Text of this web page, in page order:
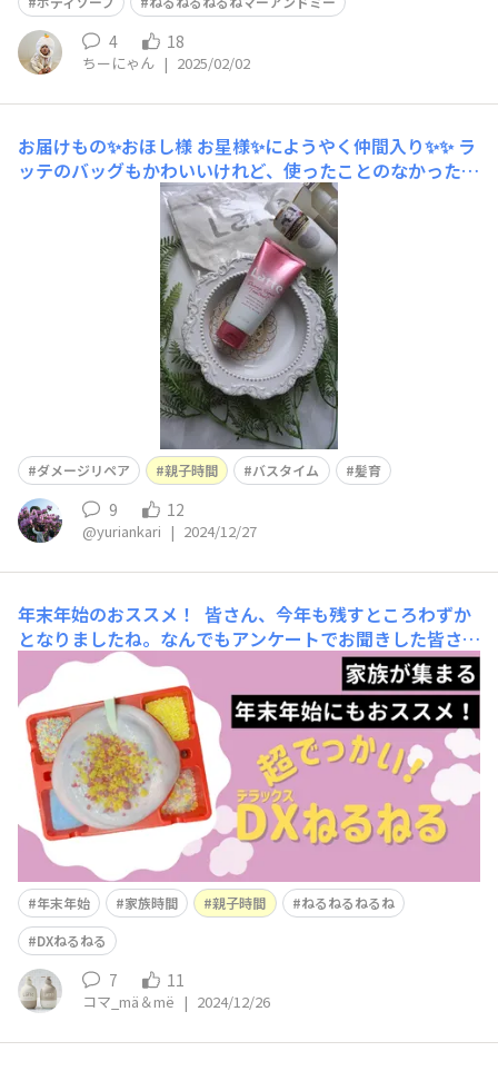
4 18
ちーにゃん | 2025/02/02
お届けもの✨おほし様 お星様✨にようやく仲間入り✨✨ ラ
ッテのバッグもかわいいけれど、使ったことのなかったダ
メージリペアのトリートメント、親子で嬉しいねと話しま
した👭✨✨ 今年もありがとうございました😊
ダメージリペア 親子時間 バスタイム 髪育
9 12
@yuriankari | 2024/12/27
年末年始のおススメ！ 皆さん、今年も残すところわずか
となりましたね。なんでもアンケートでお聞きした皆さん
の年末年始のご予定については、「ご自宅でのんびり過ご
す」方が多いようですし、「帰省」される方もいらっしゃ
るようですね！（なんでもアンケートの結果はコチ
ラ） 年末年始は家族で過ごす時間も増えるのでは
年末年始 家族時間 親子時間
ねるねるねるね
DXねるねる
7 11
コマ_mä＆më | 2024/12/26